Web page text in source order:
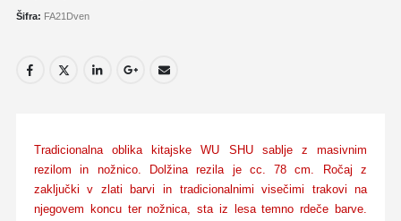
Šifra: FA21Dven
Tradicionalna oblika kitajske WU SHU sablje z masivnim
rezilom in nožnico. Dolžina rezila je cc. 78 cm. Ročaj z
zaključki v zlati barvi in tradicionalnimi visečimi trakovi na
njegovem koncu ter nožnica, sta iz lesa temno rdeče barve.